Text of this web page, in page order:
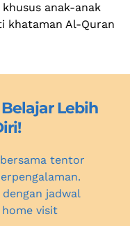
anak-anak
khataman Al-Quran
Lebih
tentor
jadwal
visit